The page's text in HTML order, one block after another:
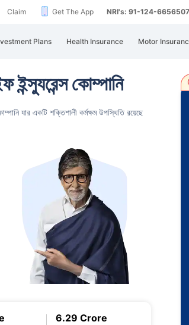
Claim Get The App NRI's: 91-124-6656507
Plans Health Insurance Motor
ইন্স্যুরেন্স কোম্পানি
যার একটি শক্তিশালী কর্মক্ষম উপস্থিতি রয়েছে
6.29 Crore